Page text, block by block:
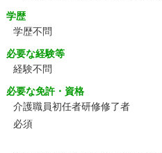
学歴
学歴不問
必要な経験等
経験不問
必要な免許・資格
介護職員初任者研修修了者
必須